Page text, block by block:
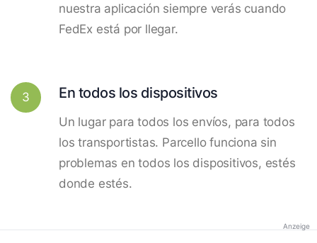
nuestra aplicación siempre verás cuando
FedEx está por llegar.
3 En todos los dispositivos
Un lugar para todos los envíos, para todos
los transportistas. Parcello funciona sin
problemas en todos los dispositivos, estés
donde estés.
Anzeige